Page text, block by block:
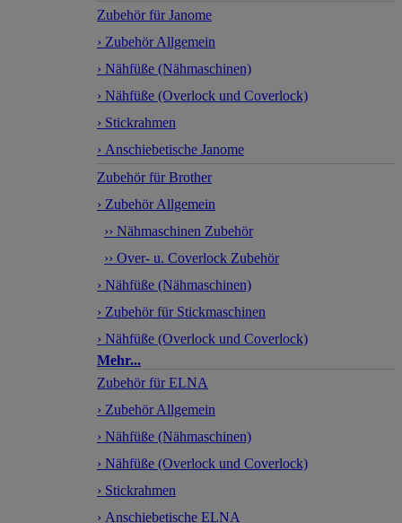
Zubehör für Janome
› Zubehör Allgemein
› Nähfüße (Nähmaschinen)
› Nähfüße (Overlock und Coverlock)
› Stickrahmen
› Anschiebetische Janome
Zubehör für Brother
› Zubehör Allgemein
›› Nähmaschinen Zubehör
›› Over- u. Coverlock Zubehör
› Nähfüße (Nähmaschinen)
› Zubehör für Stickmaschinen
› Nähfüße (Overlock und Coverlock)
Mehr...
Zubehör für ELNA
› Zubehör Allgemein
› Nähfüße (Nähmaschinen)
› Nähfüße (Overlock und Coverlock)
› Stickrahmen
› Anschiebetische ELNA